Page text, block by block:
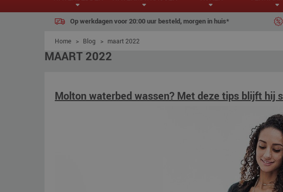
Op werkdagen voor 20:00 uur besteld, morgen in huis*
Home > Blog > maart 2022
MAART 2022
Molton waterbed wassen? Met deze tips blijft hij